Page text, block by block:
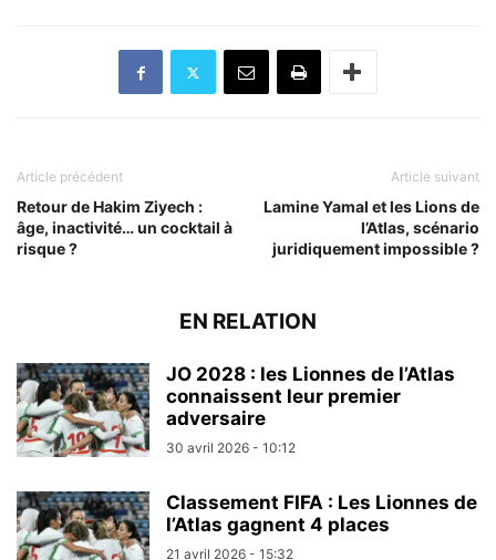
Article précédent
Retour de Hakim Ziyech :
âge, inactivité… un cocktail à
risque ?
Article suivant
Lamine Yamal et les Lions de
l’Atlas, scénario
juridiquement impossible ?
EN RELATION
JO 2028 : les Lionnes de l’Atlas
connaissent leur premier
adversaire
30 avril 2026 - 10:12
Classement FIFA : Les Lionnes de
l’Atlas gagnent 4 places
21 avril 2026 - 15:32